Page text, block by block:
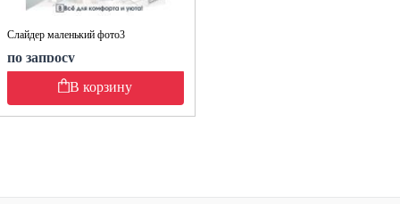
Слайдер маленький фото3
по запросу
В корзину